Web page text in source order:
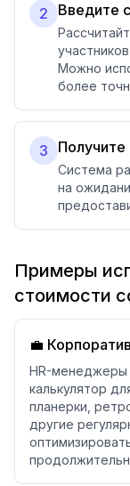
2 Введите
Можно
более
3 Получите
Система
на
Примеры
стоимости
💼
HR-менеджеры
калькулятор
планерки,
другие